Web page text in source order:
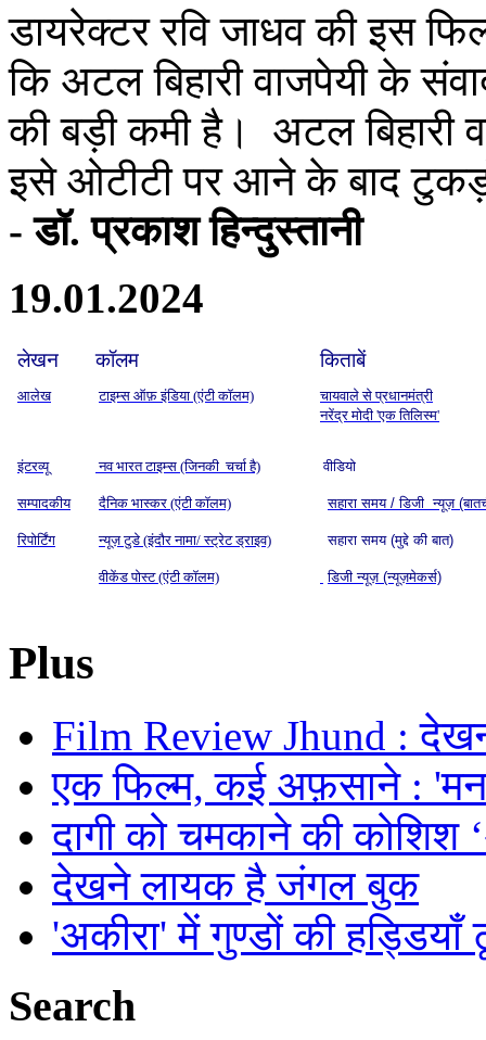
डायरेक्टर रवि जाधव की इस
कि अटल बिहारी वाजपेयी के
की बड़ी कमी है। अटल बिहारी
इसे ओटीटी पर आने के बाद
- डॉ. प्रकाश हिन्दुस्तानी
19.01.2024
लेखन कॉलम किताबें
आलेख टाइम्स ऑफ़ इंडिया (एंटी कॉलम)
चायवाले से प्रधानमंत्री
नरेंद्र मोदी 'एक तिलिस्म'
इंटरव्यू नव भारत टाइम्स (जिनकी चर्चा है) वीडियो
सम्पादकीय दैनिक भास्कर (एंटी कॉलम) सहारा समय / डिजी न्यूज़
रिपोर्टिंग न्यूज़ टुडे (इंदौर नामा/ स्ट्रेट ड्राइव) सहारा समय (मुद्दे की बात)
वीकेंड पोस्ट (एंटी कॉलम) डिजी न्यूज़ (न्यूज़मेकर्स)
Plus
Film Review Jhund :
एक फिल्म, कई अफ़साने :
दागी को चमकाने की कोशिश
देखने लायक है जंगल बुक
'अकीरा' में गुण्डों की हड्डियाँ
Search